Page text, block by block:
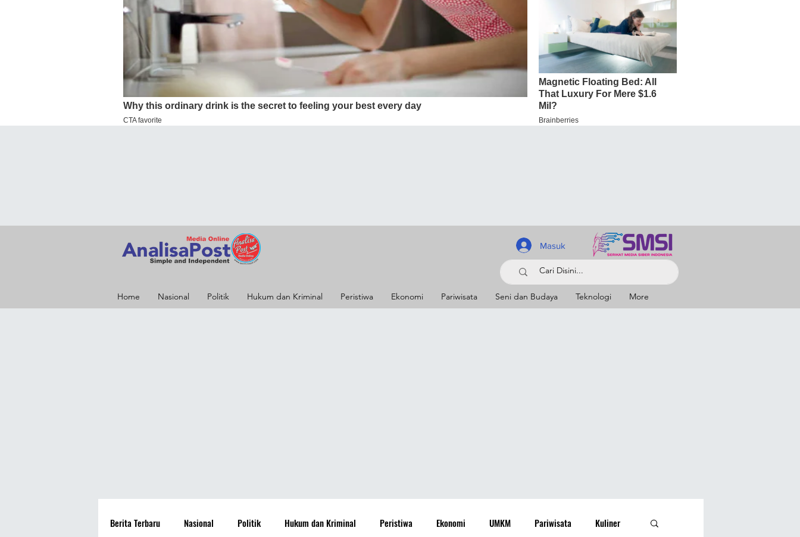
Masuk
Home Nasional Politik Hukum dan Kriminal Peristiwa Ekonomi Pariwisata Seni dan Budaya Teknologi More
Berita Terbaru Nasional Politik Hukum dan Kriminal Peristiwa Ekonomi UMKM Pariwisata Kuliner